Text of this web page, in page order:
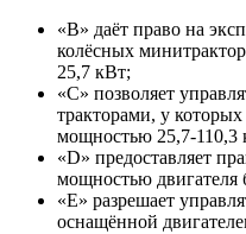
«B» даёт право на
колёсных
25,7 кВт;
«C» позволяет
тракторами, у
мощностью 25,7-110,3
«D» предоставляет
мощностью двигателя
«E» разрешает
оснащённой